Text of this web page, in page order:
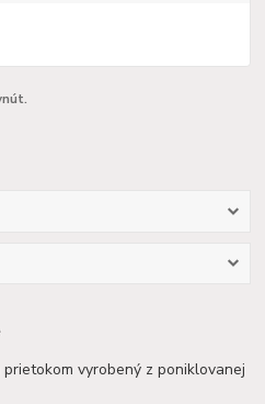
vyrobený z poniklovanej